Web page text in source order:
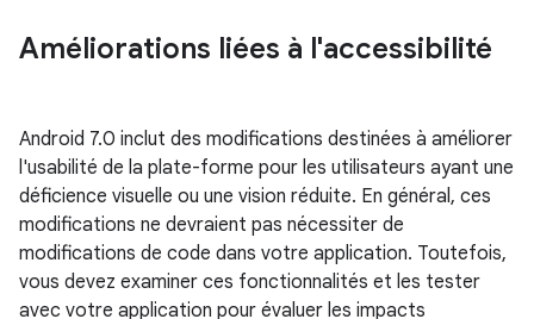
Améliorations liées à l'accessibilité
Android 7.0 inclut des modifications destinées à améliorer
l'usabilité de la plate-forme pour les utilisateurs ayant une
déficience visuelle ou une vision réduite. En général, ces
modifications ne devraient pas nécessiter de
modifications de code dans votre application. Toutefois,
vous devez examiner ces fonctionnalités et les tester
avec votre application pour évaluer les impacts